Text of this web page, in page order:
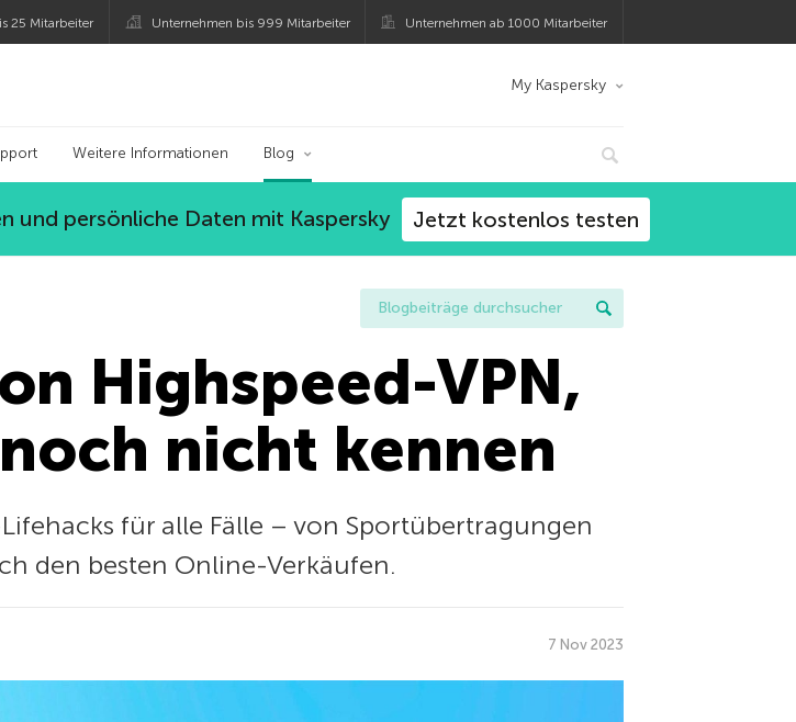
25 Mitarbeiter Unternehmen bis 999 Mitarbeiter Unternehmen ab 1000 Mitarbeiter
My Kaspersky
Weitere Informationen Blog
und persönliche Daten mit Kaspersky Jetzt kostenlos testen
Highspeed-VPN,
nicht kennen
für alle Fälle – von Sportübertragungen
den besten Online-Verkäufen.
7 Nov 2023